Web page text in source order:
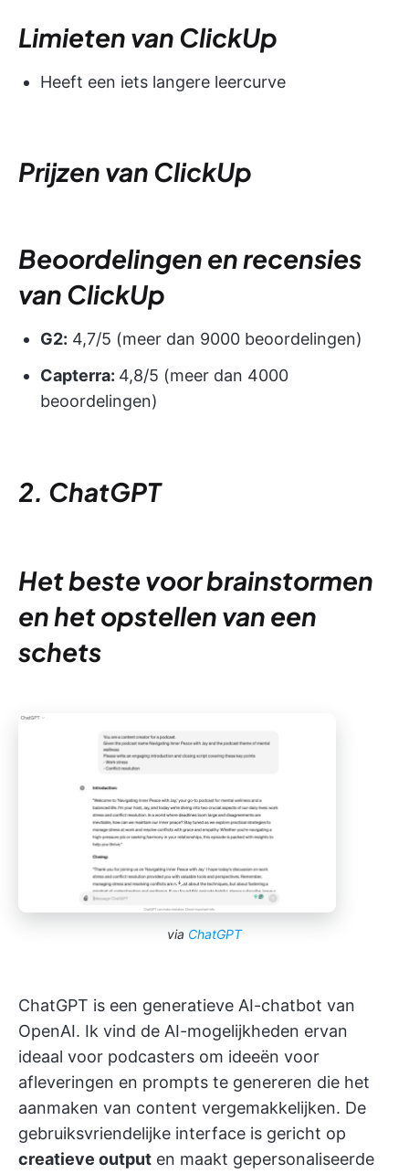
Limieten van ClickUp
Heeft een iets langere leercurve
Prijzen van ClickUp
Beoordelingen en recensies
van ClickUp
G2: 4,7/5 (meer dan 9000 beoordelingen)
Capterra: 4,8/5 (meer dan 4000
beoordelingen)
2. ChatGPT
Het beste voor brainstormen
en het opstellen van een
schets
via ChatGPT
ChatGPT is een generatieve AI-chatbot van
OpenAI. Ik vind de AI-mogelijkheden ervan
ideaal voor podcasters om ideeën voor
afleveringen en prompts te genereren die het
aanmaken van content vergemakkelijken. De
gebruiksvriendelijke interface is gericht op
creatieve output en maakt gepersonaliseerde